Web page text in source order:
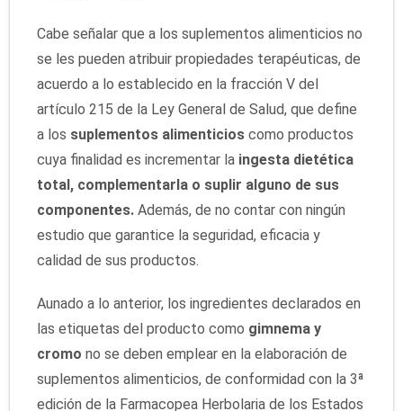
Cabe señalar que a los suplementos alimenticios no
se les pueden atribuir propiedades terapéuticas, de
acuerdo a lo establecido en la fracción V del
artículo 215 de la Ley General de Salud, que define
a los suplementos alimenticios como productos
cuya finalidad es incrementar la ingesta dietética
total, complementarla o suplir alguno de sus
componentes. Además, de no contar con ningún
estudio que garantice la seguridad, eficacia y
calidad de sus productos.
Aunado a lo anterior, los ingredientes declarados en
las etiquetas del producto como gimnema y
cromo no se deben emplear en la elaboración de
suplementos alimenticios, de conformidad con la 3ª
edición de la Farmacopea Herbolaria de los Estados